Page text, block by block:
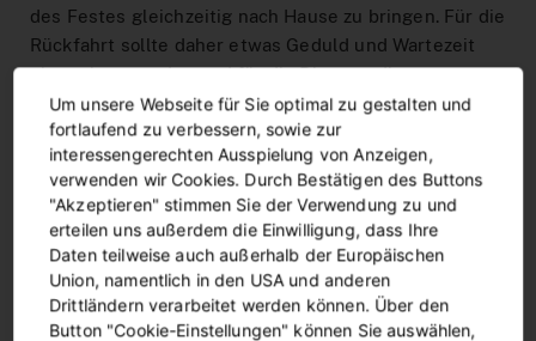
des Festes gleichzeitig nach Hause zu bringen. Für die
Rückfahrt sollte daher etwas Geduld und Wartezeit
eingeplant werden und für die Planung die
elektronische Fahrplanauskunft (www.bus-und-
bahn.de, DSW21- oder VRR-App) genutzt werden.
Bitte beachten: Der Westfalenpark hat keine
KombiTicket-Vereinbarung mit DSW21 abgeschlossen -
die An- und Abreise mit dem ÖPNV ist in den
Eintrittskarten also nicht enthalten.
Stadteilfest „Hafenspaziergang“
Um unsere Webseite für Sie optimal zu gestalten und
fortlaufend zu verbessern, sowie zur
interessengerechten Ausspielung von Anzeigen,
verwenden wir Cookies. Durch Bestätigen des Buttons
"Akzeptieren" stimmen Sie der Verwendung zu und
erteilen uns außerdem die Einwilligung, dass Ihre
Daten teilweise auch außerhalb der Europäischen
Union, namentlich in den USA und anderen
Drittländern verarbeitet werden können. Über den
Button "Cookie-Einstellungen" können Sie auswählen,